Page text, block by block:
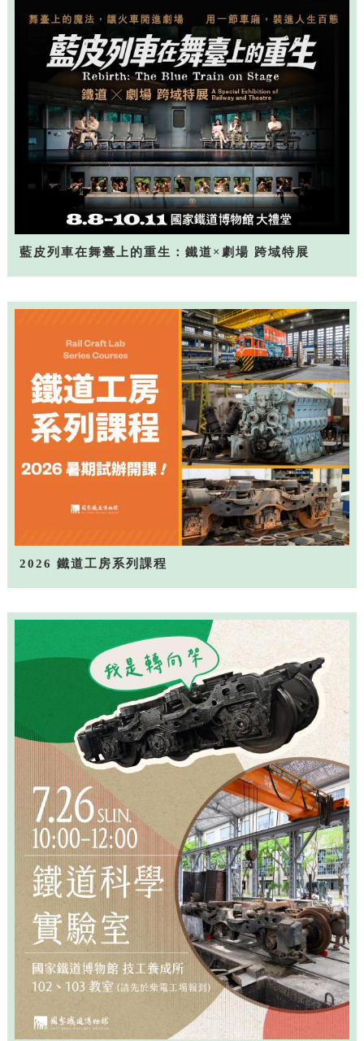
藍皮列車在舞臺上的重生：鐵道×劇場 跨域特展
2026 鐵道工房系列課程